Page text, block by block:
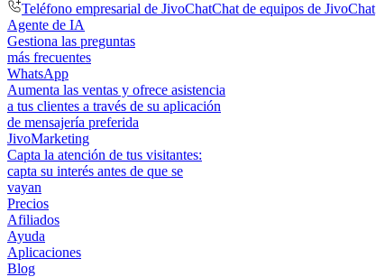
Teléfono empresarial de JivoChatChat de equipos de JivoChat
Agente de IA
Gestiona las preguntas
más frecuentes
WhatsApp
Aumenta las ventas y ofrece asistencia
a tus clientes a través de su aplicación
de mensajería preferida
JivoMarketing
Capta la atención de tus visitantes:
capta su interés antes de que se
vayan
Precios
Afiliados
Ayuda
Aplicaciones
Blog